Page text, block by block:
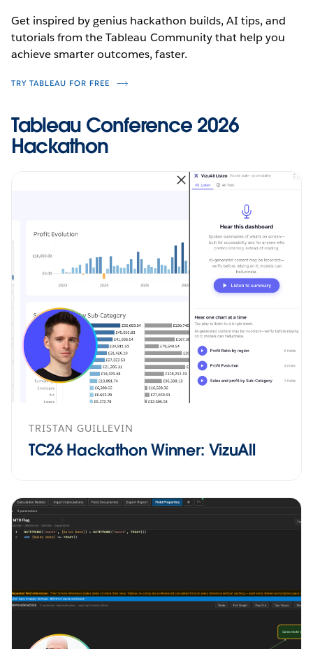
Get inspired by genius hackathon builds, AI tips, and
tutorials from the Tableau Community that help you
achieve smarter outcomes, faster.
TRY TABLEAU FOR FREE
Tableau Conference 2026
Hackathon
TRISTAN GUILLEVIN
TC26 Hackathon Winner: VizuAll